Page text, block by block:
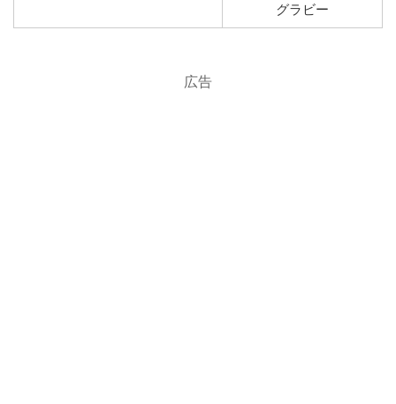
グラビー
広告